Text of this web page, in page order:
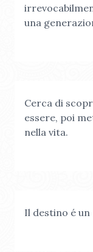
una
Cerca di
essere, poi
nella vita.
Il destino é un